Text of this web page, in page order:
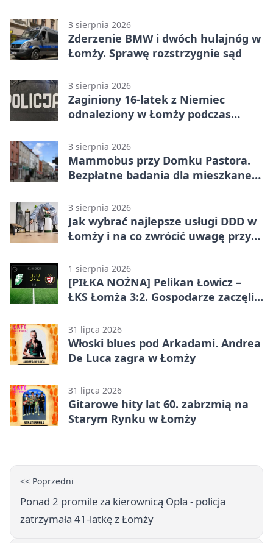
3 sierpnia 2026
Zderzenie BMW i dwóch hulajnóg w
Łomży. Sprawę rozstrzygnie sąd
3 sierpnia 2026
Zaginiony 16-latek z Niemiec
odnaleziony w Łomży podczas
3 sierpnia 2026
Mammobus przy Domku Pastora.
Bezpłatne badania dla mieszkanek
3 sierpnia 2026
Jak wybrać najlepsze usługi DDD w
Łomży i na co zwrócić uwagę przy
1 sierpnia 2026
[PIŁKA NOŻNA] Pelikan Łowicz –
ŁKS Łomża 3:2. Gospodarze zaczęli
Liga Grupa 1 (Grupa I)
31 lipca 2026
Włoski blues pod Arkadami. Andrea
De Luca zagra w Łomży
31 lipca 2026
Gitarowe hity lat 60. zabrzmią na
Starym Rynku w Łomży
<< Poprzedni
Ponad 2 promile za kierownicą Opla - policja
zatrzymała 41-latkę z Łomży